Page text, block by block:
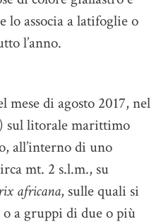
lo associa a latifoglie o
l’anno.
di agosto 2017, nel
sul litorale marittimo
all’interno di uno
mt. 2 s.l.m., su
africana, sulle quali si
a gruppi di due o più